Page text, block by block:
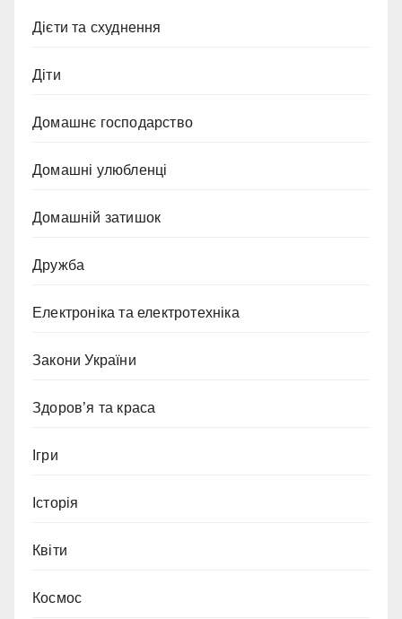
Дієти та схуднення
Діти
Домашнє господарство
Домашні улюбленці
Домашній затишок
Дружба
Електроніка та електротехніка
Закони України
Здоров’я та краса
Ігри
Історія
Квіти
Космос